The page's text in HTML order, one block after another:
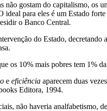
gostam do capitalismo, os
para eles é um Estado
o Banco Central.
do Estado,
os 10% mais pobres tem 1%
e eficiênciaaparecem duas
Editora, 1994.
não haveria analfabetismo,